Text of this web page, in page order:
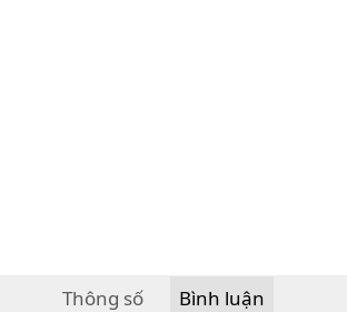
Thông số Bình luận